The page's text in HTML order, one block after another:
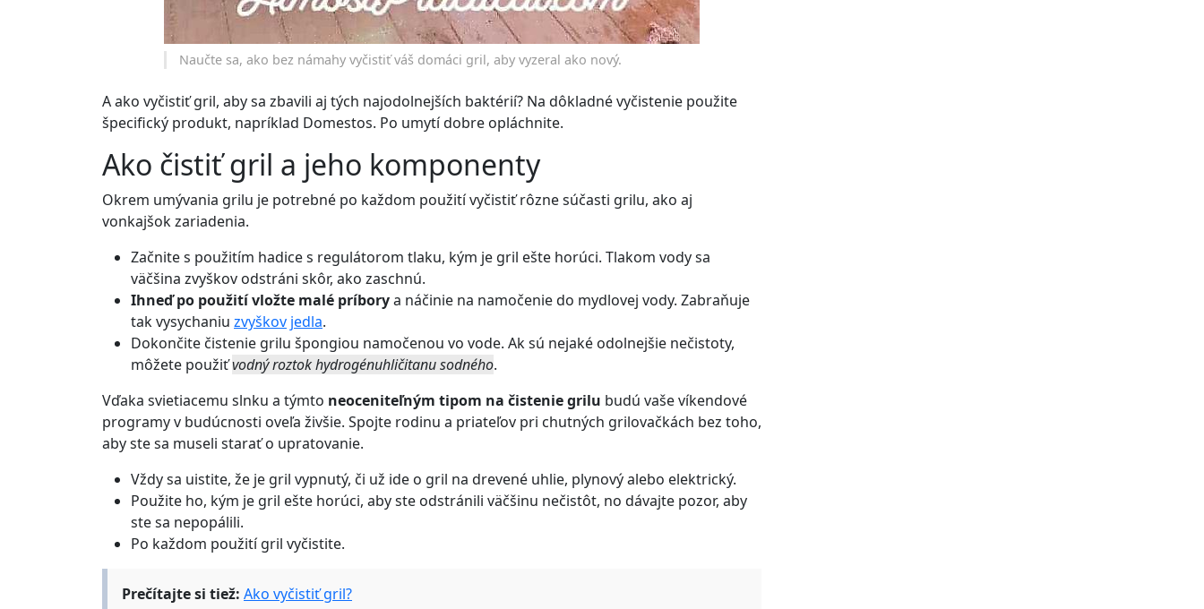
Naučte sa, ako bez námahy vyčistiť váš domáci gril, aby vyzeral ako nový.
A ako vyčistiť gril, aby sa zbavili aj tých najodolnejších baktérií? Na dôkladné vyčistenie použite
špecifický produkt, napríklad Domestos. Po umytí dobre opláchnite.
Ako čistiť gril a jeho komponenty
Okrem umývania grilu je potrebné po každom použití vyčistiť rôzne súčasti grilu, ako aj
vonkajšok zariadenia.
Začnite s použitím hadice s regulátorom tlaku, kým je gril ešte horúci. Tlakom vody sa
väčšina zvyškov odstráni skôr, ako zaschnú.
Ihneď po použití vložte malé príborya náčinie na namočenie do mydlovej vody. Zabraňuje
tak vysychaniu zvyškov jedla.
Dokončite čistenie grilu špongiou namočenou vo vode. Ak sú nejaké odolnejšie nečistoty,
môžete použiťvodný roztok hydrogénuhličitanu sodného.
Vďaka svietiacemu slnku a týmto neoceniteľným tipom na čistenie grilu budú vaše víkendové
programy v budúcnosti oveľa živšie. Spojte rodinu a priateľov pri chutných grilovačkách bez toho,
aby ste sa museli starať o upratovanie.
Vždy sa uistite, že je gril vypnutý, či už ide o gril na drevené uhlie, plynový alebo elektrický.
Použite ho, kým je gril ešte horúci, aby ste odstránili väčšinu nečistôt, no dávajte pozor, aby
ste sa nepopálili.
Po každom použití gril vyčistite.
Prečítajte si tiež: Ako vyčistiť gril?